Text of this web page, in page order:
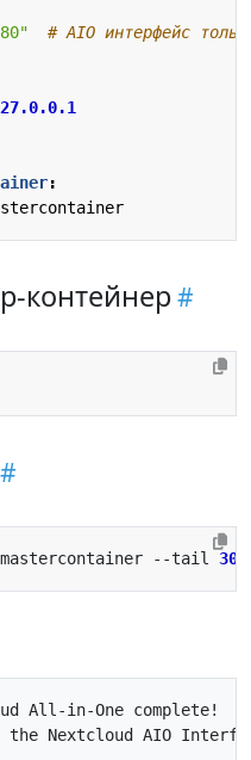
# AIO интерфейс
:
контейнер
--tail 30
All-in-One complete!